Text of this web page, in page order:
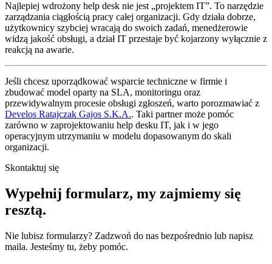
Najlepiej wdrożony help desk nie jest „projektem IT”. To narzędzie
zarządzania ciągłością pracy całej organizacji. Gdy działa dobrze,
użytkownicy szybciej wracają do swoich zadań, menedżerowie
widzą jakość obsługi, a dział IT przestaje być kojarzony wyłącznie z
reakcją na awarie.
Jeśli chcesz uporządkować wsparcie techniczne w firmie i
zbudować model oparty na SLA, monitoringu oraz
przewidywalnym procesie obsługi zgłoszeń, warto porozmawiać z
Develos Ratajczak Gajos S.K.A.. Taki partner może pomóc
zarówno w zaprojektowaniu help desku IT, jak i w jego
operacyjnym utrzymaniu w modelu dopasowanym do skali
organizacji.
Skontaktuj się
Wypełnij formularz, my zajmiemy się
resztą.
Nie lubisz formularzy? Zadzwoń do nas bezpośrednio lub napisz
maila. Jesteśmy tu, żeby pomóc.